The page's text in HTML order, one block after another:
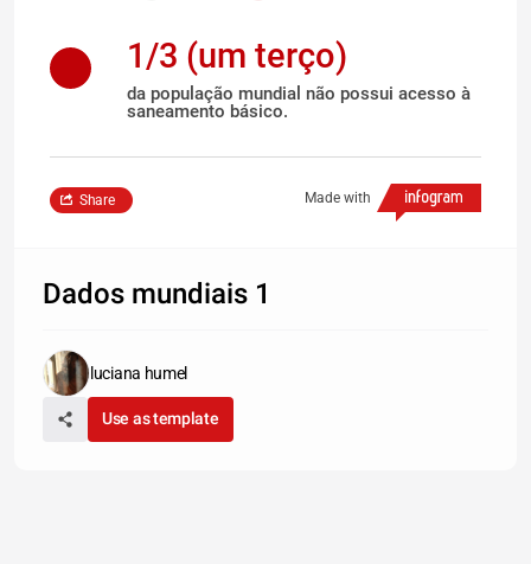
1/3 (um terço)
da população mundial não possui acesso à
saneamento básico.
Made with
Share
Dados mundiais 1
luciana humel
Use as template